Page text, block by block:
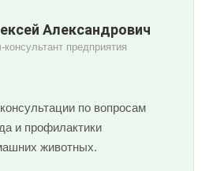
Александрович
предприятия
по вопросам
и профилактики
животных.